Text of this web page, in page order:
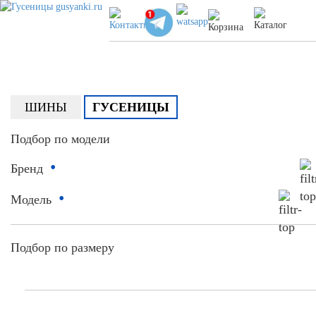
ШИНЫ ГУСЕНИЦЫ
Подбор по модели
Бренд •
Модель •
Подбор по размеру